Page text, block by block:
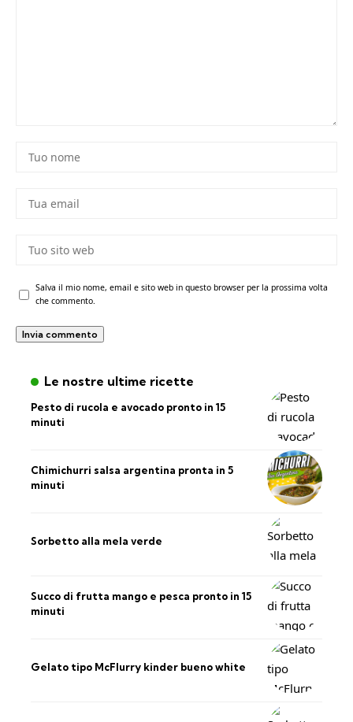
Salva il mio nome, email e sito web in questo browser per la prossima volta
che commento.
Le nostre ultime ricette
Pesto di rucola e avocado pronto in 15
minuti
Chimichurri salsa argentina pronta in 5
minuti
Sorbetto alla mela verde
Succo di frutta mango e pesca pronto in 15
minuti
Gelato tipo McFlurry kinder bueno white